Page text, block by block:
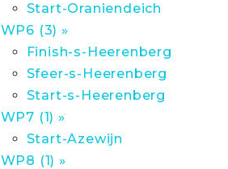
Start-Oraniendeich
WP6 (3) »
Finish-s-Heerenberg
Sfeer-s-Heerenberg
Start-s-Heerenberg
WP7 (1) »
Start-Azewijn
WP8 (1) »